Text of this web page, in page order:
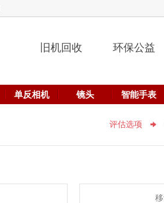
旧机回收 环保公益
单反相机 镜头 智能手表
评估选项